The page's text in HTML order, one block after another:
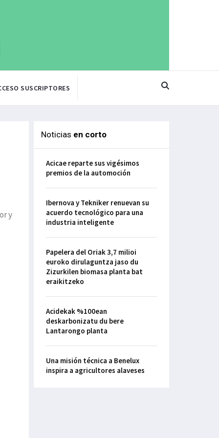
SUSCRIPTORES
y
Noticias en corto
Acicae reparte sus vigésimos
premios de la automoción
Ibernova y Tekniker renuevan su
acuerdo tecnológico para una
industria inteligente
Papelera del Oriak 3,7 milioi
euroko dirulaguntza jaso du
Zizurkilen biomasa planta bat
eraikitzeko
Acidekak %100ean
deskarbonizatu du bere
Lantarongo planta
Una misión técnica a Benelux
inspira a agricultores alaveses